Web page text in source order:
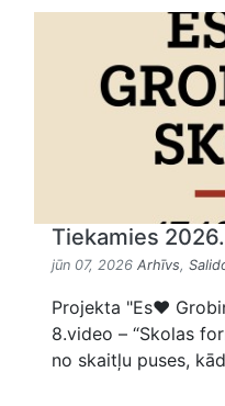
Tiekamies
jūn 07, 2026 Arhīvs,
Projekta "Es❤️
8.video – “Skolas
no skaitļu puses,